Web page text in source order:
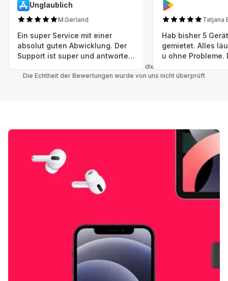
Unglaublich
M.Gerland
Ein super Service mit einer
absolut guten Abwicklung. Der
Support ist super und antworte
Tatjana
Hab bisher 5
gemietet. Alles
u ohne Probleme.
einwandfreien
Nachhaltig u wer
mal wieder ein
hat (Xbox,
Smartphone etc),
Grover nur
Möglichkeit
besteht nach
Alle Bewertungen beziehen sich auf die Grover App.
Die Echtheit der Bewertungen wurde von uns nicht überprüft